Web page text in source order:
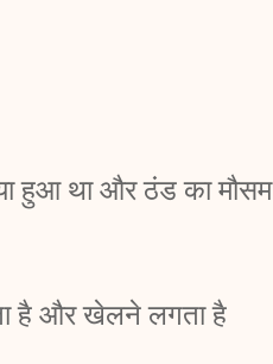
हुआ था और ठंड का मौसम
है और खेलने लगता है